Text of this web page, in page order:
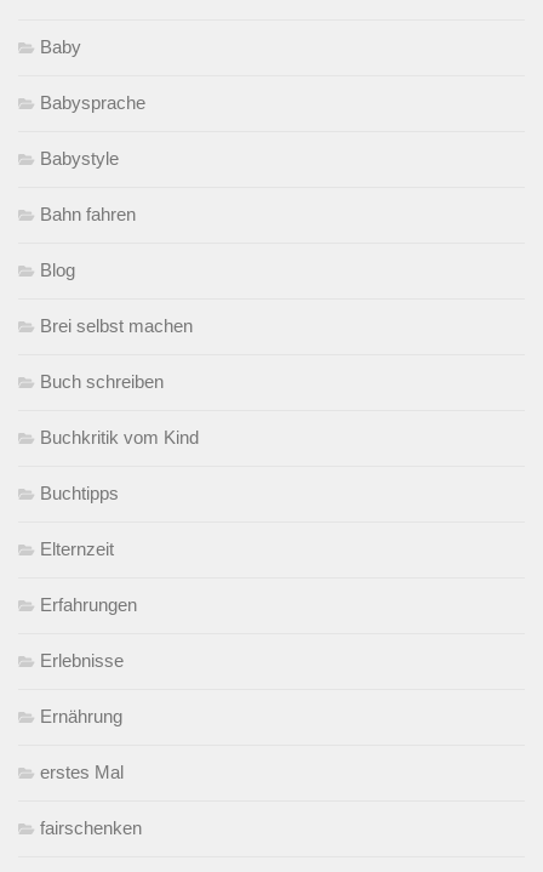
Baby
Babysprache
Babystyle
Bahn fahren
Blog
Brei selbst machen
Buch schreiben
Buchkritik vom Kind
Buchtipps
Elternzeit
Erfahrungen
Erlebnisse
Ernährung
erstes Mal
fairschenken